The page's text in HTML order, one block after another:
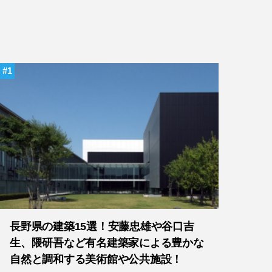
1
長野県の建築15選！安藤忠雄や谷口吉
生、隈研吾など有名建築家による豊かな
自然と調和する美術館や公共施設！